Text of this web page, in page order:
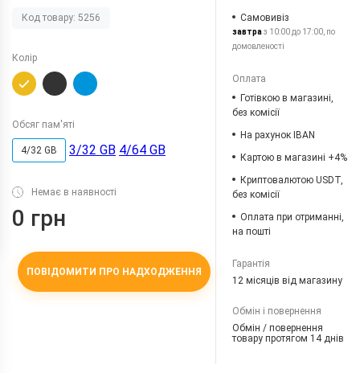
Код товару: 5256
Колір
Обсяг пам'яті
4/32 GB 3/32 GB 4/64 GB
Немає в наявності
0 грн
ПОВІДОМИТИ ПРО НАДХОДЖЕННЯ
Самовивіз
завтраз 10:00 до 17:00, по
домовленості
Оплата
Готівкою в магазині,
без комісії
На рахунок IBAN
Картою в магазині +4%
Криптовалютою USDT,
без комісії
Оплата при отриманні,
на пошті
Гарантія
12 місяців від магазину
Обмін і повернення
Обмін / повернення
товару протягом 14 днів